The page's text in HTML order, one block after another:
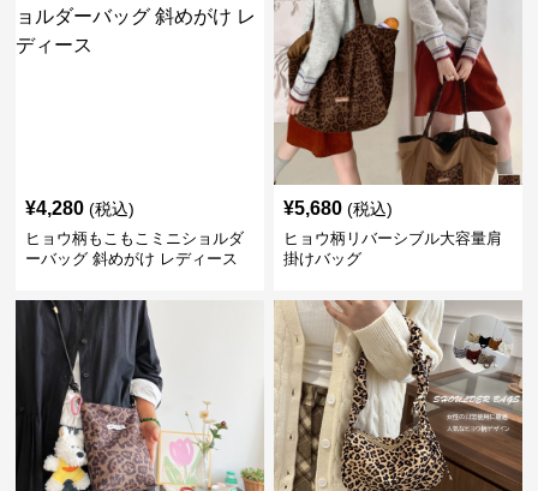
¥4,280 (税込)
ヒョウ柄もこもこミニショルダ
ーバッグ 斜めがけ レディース
¥5,680 (税込)
ヒョウ柄リバーシブル大容量肩
掛けバッグ